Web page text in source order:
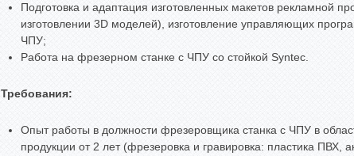
Подготовка и адаптация изготовленных макетов рекламной
изготовлении 3D моделей), изготовление управляющих
ЧПУ;
Работа на фрезерном станке с ЧПУ со стойкой Syntec.
Требования:
Опыт работы в должности фрезеровщика станка с ЧПУ в
продукции от 2 лет (фрезеровка и гравировка: пластика ПВХ,